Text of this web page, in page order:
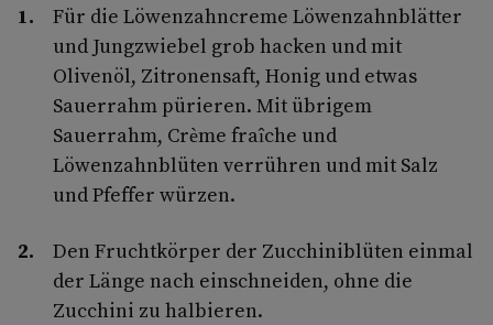
Für die Löwenzahncreme Löwenzahnblätter
und Jungzwiebel grob hacken und mit
Olivenöl, Zitronensaft, Honig und etwas
Sauerrahm pürieren. Mit übrigem
Sauerrahm, Crème fraîche und
Löwenzahnblüten verrühren und mit Salz
und Pfeffer würzen.
Den Fruchtkörper der Zucchiniblüten einmal
der Länge nach einschneiden, ohne die
Zucchini zu halbieren.